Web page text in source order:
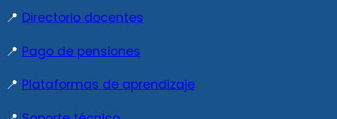
📍 Directorio docentes
📍 Pago de pensiones
📍 Plataformas de aprendizaje